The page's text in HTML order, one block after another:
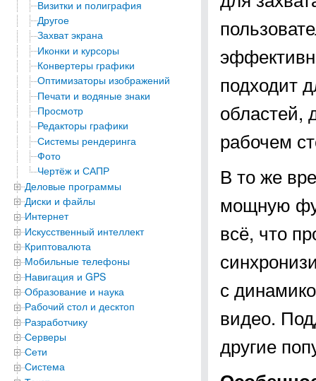
Визитки и полиграфия
Другое
Захват экрана
Иконки и курсоры
Конвертеры графики
Оптимизаторы изображений
Печати и водяные знаки
Просмотр
Редакторы графики
Системы рендеринга
Фото
Чертёж и САПР
Деловые программы
Диски и файлы
Интернет
Искусственный интеллект
Криптовалюта
Мобильные телефоны
Навигация и GPS
Образование и наука
Рабочий стол и десктоп
Разработчику
Серверы
Сети
Система
подходит
областей,
рабочем
В то же
мощную
всё, что
с
видео.
другие